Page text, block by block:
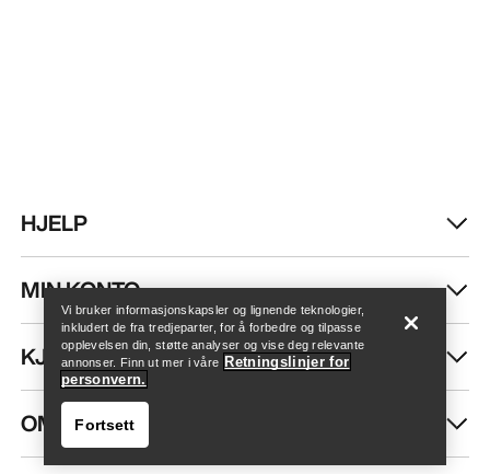
Finn butikk
HJELP
MIN KONTO
KJØP MER
OM OSS
Vi bruker informasjonskapsler og lignende teknologier,
inkludert de fra tredjeparter, for å forbedre og tilpasse
opplevelsen din, støtte analyser og vise deg relevante
annonser. Finn ut mer i våre Retningslinjer for
personvern.
Fortsett